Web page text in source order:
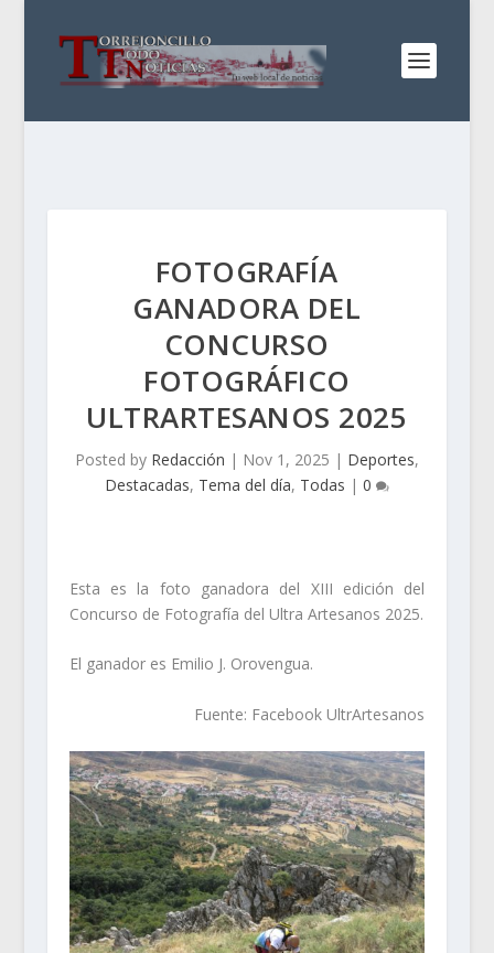
FOTOGRAFÍA
GANADORA DEL
CONCURSO
FOTOGRÁFICO
ULTRARTESANOS 2025
Posted by Redacción | Nov 1, 2025 | Deportes,
Destacadas, Tema del día, Todas | 0
Esta es la foto ganadora del XIII edición del
Concurso de Fotografía del Ultra Artesanos 2025.
El ganador es Emilio J. Orovengua.
Fuente: Facebook UltrArtesanos